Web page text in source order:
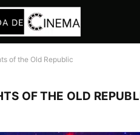
of the Old Republic
OF THE OLD